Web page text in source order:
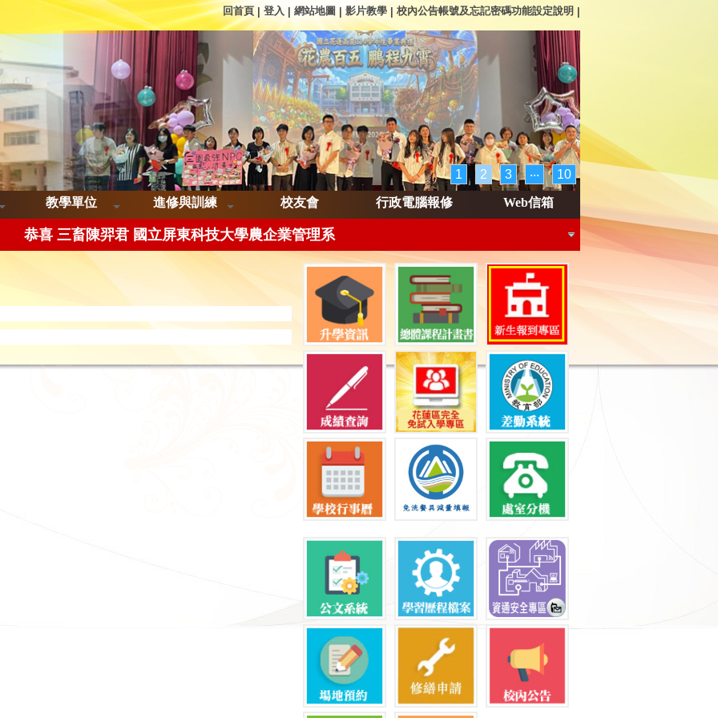
回首頁|登入 | 網站地圖 | 影片教學 | 校內公告帳號及忘記密碼功能設定說明 |
1 2 3 ‧‧‧ 10
教學單位 進修與訓練 校友會 行政電腦報修 Web信箱
恭喜三品智歐帝 國立臺東專科學校食品科技科
恭喜三畜呂香慈 國立高雄科技大學海洋生物技術系
恭喜 三畜陳羿君 國立屏東科技大學農企業管理系
畜楊彭筱惠 國立屏東科技大學生物科技系&動物科學與畜產系
三餐許瀞云MalayAling 國立高雄科技大學海洋休閒管理系
恭喜三餐陳靖安 國立高雄餐旅大學餐飲管理系
恭喜三餐趙沛文 國立高雄餐旅大學烘焙管理系
恭喜 三品智謝孟蓁 國立屏東科技大學食品科學系
三林楊秉宥 國立屏科大森林系/宜大森林暨自然資源學系
恭喜 三土許宸瑀 國立東華大學體育與運動科學系-跆拳道
喜三農 彭博偉 國立嘉義大學 農場管理進修學士學位學程
三農 范姜永翔 國立嘉義大學 農場管理進修學士學位學程
喜三土林明緯 市立台北市立大學 球類運動學系 - 足球組